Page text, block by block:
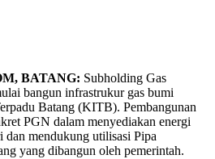
BATANG: Subholding Gas
bangun infrastrukur gas bumi
Batang (KITB). Pembangunan
PGN dalam menyediakan energi
dan mendukung utilisasi Pipa
yang dibangun oleh pemerintah.